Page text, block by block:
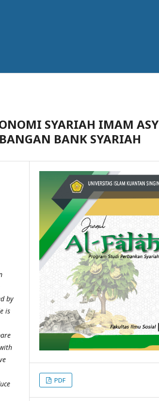
SYARIAH IMAM ASY
BANK SYARIAH
by
is
PDF